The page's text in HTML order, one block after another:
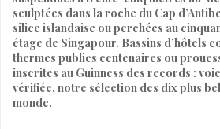
sculptées dans la roche du Cap
silice islandaise ou perchées au
étage de Singapour. Bassins d’hôtels
thermes publics centenaires ou
inscrites au Guinness des records :
vérifiée, notre sélection des dix plus
monde.